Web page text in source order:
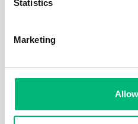
Statistics
Marketing
Välbetalda yrken
För den som vill snabbt